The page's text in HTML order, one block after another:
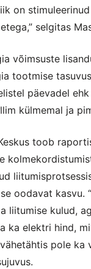
on
selgitas
võimsuste
tootmise
päevadel
külmemal ja
toob
oodavat kasvu.
liitumise kulud,
ka elektri hind,
pole ka